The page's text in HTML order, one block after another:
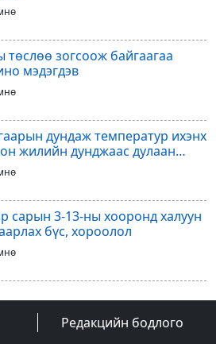
зогсоож байгаагаа
мэдэгдэв
дундаж температур ихэнх
жилийн дунджаас дулаан
сарын 3-13-ны хооронд халуун
бүс, хороолол
буюу засуулахад
Редакцийн бодлого